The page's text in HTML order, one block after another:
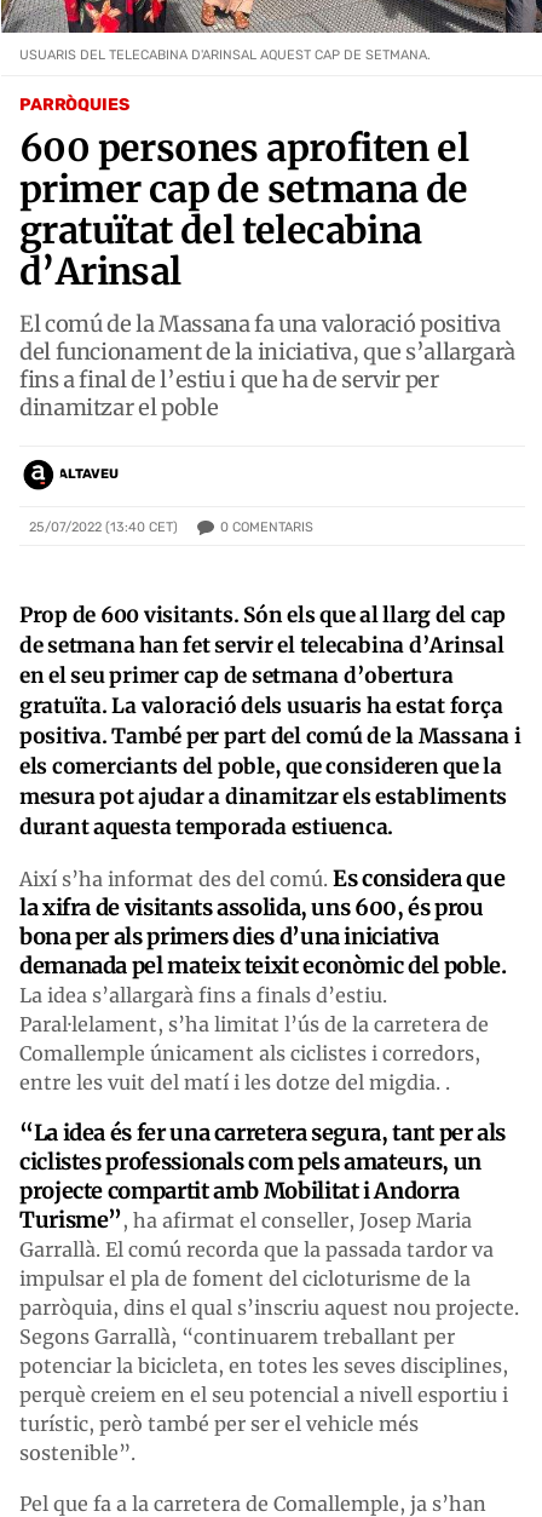
PARRÒQUIES
600 persones aprofiten el
primer cap de setmana de
gratuïtat del telecabina
d’Arinsal
El comú de la Massana fa una valoració positiva
del funcionament de la iniciativa, que s’allargarà
fins a final de l’estiu i que ha de servir per
dinamitzar el poble
ALTAVEU
25/07/2022 (13:40 CET) 0 COMENTARIS
USUARIS DEL TELECABINA D'ARINSAL AQUEST CAP DE SETMANA.
Prop de 600 visitants. Són els que al llarg del cap
de setmana han fet servir el telecabina d’Arinsal
en el seu primer cap de setmana d’obertura
gratuïta. La valoració dels usuaris ha estat força
positiva. També per part del comú de la Massana i
els comerciants del poble, que consideren que la
mesura pot ajudar a dinamitzar els establiments
durant aquesta temporada estiuenca.
Així s’ha informat des del comú. Es considera que
la xifra de visitants assolida, uns 600, és prou
bona per als primers dies d’una iniciativa
demanada pel mateix teixit econòmic del poble.
La idea s’allargarà fins a finals d’estiu.
Paral·lelament, s’ha limitat l’ús de la carretera de
Comallemple únicament als ciclistes i corredors,
entre les vuit del matí i les dotze del migdia. .
“La idea és fer una carretera segura, tant per als
ciclistes professionals com pels amateurs, un
projecte compartit amb Mobilitat i Andorra
Turisme”, ha afirmat el conseller, Josep Maria
Garrallà. El comú recorda que la passada tardor va
impulsar el pla de foment del cicloturisme de la
parròquia, dins el qual s’inscriu aquest nou projecte.
Segons Garrallà, “continuarem treballant per
potenciar la bicicleta, en totes les seves disciplines,
perquè creiem en el seu potencial a nivell esportiu i
turístic, però també per ser el vehicle més
sostenible”.
Pel que fa a la carretera de Comallemple, ja s’han